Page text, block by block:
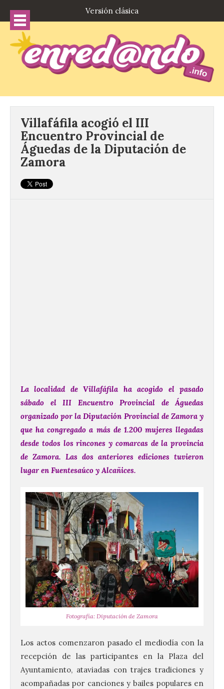
Versión clásica
Villafáfila acogió el III
Encuentro Provincial de
Águedas de la Diputación de
Zamora
La localidad de Villafáfila ha acogido el pasado
sábado el III Encuentro Provincial de Águedas
organizado por la Diputación Provincial de Zamora y
que ha congregado a más de 1.200 mujeres llegadas
desde todos los rincones y comarcas de la provincia
de Zamora. Las dos anteriores ediciones tuvieron
lugar en Fuentesaúco y Alcañices.
Fotografía: Diputación de Zamora
Los actos comenzaron pasado el mediodía con la
recepción de las participantes en la Plaza del
Ayuntamiento, ataviadas con trajes tradiciones y
acompañadas por canciones y bailes populares en